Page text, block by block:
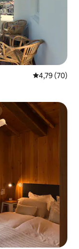
Gemiddelde
4,79 (70)